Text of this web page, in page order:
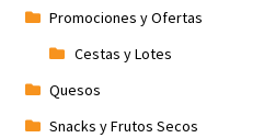
Promociones y Ofertas
Cestas y Lotes
Quesos
Snacks y Frutos Secos